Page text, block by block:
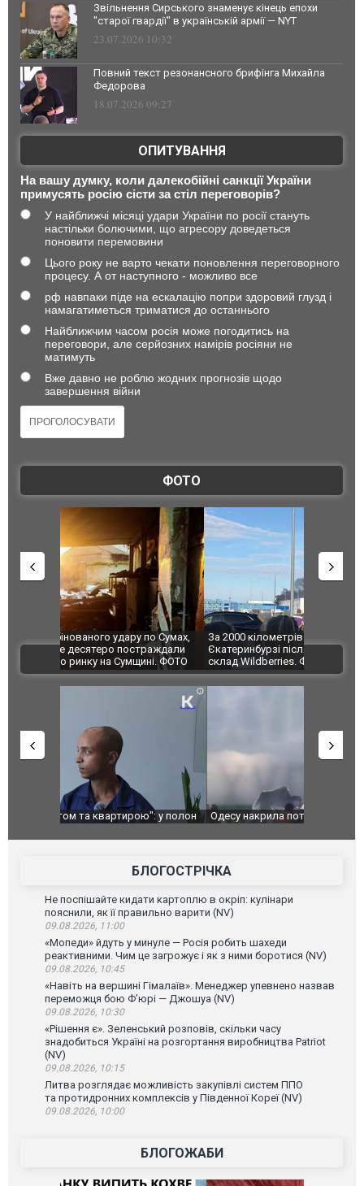
Звільнення Сирського знаменує кінець епохи
"старої гвардії" в українській армії — NYT
23.07.2026 10:32
Повний текст резонансного брифінга Михайла
Федорова
18.07.2026 09:27
ОПИТУВАННЯ
На вашу думку, коли далекобійні санкції України
примусять росію сісти за стіл переговорів?
У найближчі місяці удари України по росії стануть
настільки болючими, що агресору доведеться
поновити перемовини
Цього року не варто чекати поновлення переговорного
процесу. А от наступного - можливо все
рф навпаки піде на ескалацію попри здоровий глузд і
намагатиметься триматися до останнього
Найближчим часом росія може погодитись на
переговори, але серйозних намірів росіяни не
матимуть
Вже давно не роблю жодних прогнозів щодо
завершення війни
ФОТО
За 2000 кілометрів від кордону з Україною: в
Єкатеринбурзі після атаки дронів загорівся
склад Wildberries. ФОТО. ВІДЕО
"Мої
ВІДЕО
Одесу накрила потужна злива з градом та
Вже
БЛОГОСТРІЧКА
Не поспішайте кидати картоплю в окріп: кулінари
пояснили, як її правильно варити (NV)
09.08.2026, 11:00
«Мопеди» йдуть у минуле — Росія робить шахеди
реактивними. Чим це загрожує і як з ними боротися (NV)
09.08.2026, 10:45
«Навіть на вершині Гімалаїв». Менеджер упевнено назвав
переможця бою Ф’юрі — Джошуа (NV)
09.08.2026, 10:30
«Рішення є». Зеленський розповів, скільки часу
знадобиться Україні на розгортання виробництва Patriot
(NV)
09.08.2026, 10:15
Литва розглядає можливість закупівлі систем ППО
та протидронних комплексів у Південної Кореї (NV)
09.08.2026, 10:00
БЛОГОЖАБИ